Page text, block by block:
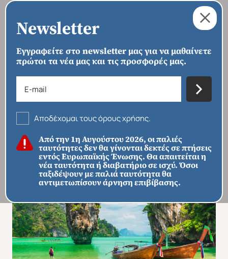
Newsletter
Εγγραφείτε στο newsletter μας για να μαθαίνετε
πρώτοι τα νέα μας και τις προσφορές μας.
Αποδέχομαι τους όρους χρήσης.
Από την 1η Αυγούστου 2026, οι παλιές
ταυτότητες δεν θα γίνονται δεκτές σε πτήσεις
εντός Ευρωπαϊκής Ένωσης. Θα απαιτείται η
νέα ταυτότητα ή διαβατήριο σε ισχύ. Όσοι
ταξιδέψουν με παλιά ταυτότητα θα
αντιμετωπίσουν άρνηση επιβίβασης.
ΑΡΧΙΚΗ › ΠΡΟΟΡΙΣΜΟΙ › ΑΣΊΑ › ΝΟΤΙΟΑΝΑΤΟΛΙΚΉ ΑΣΊΑ
› ΤΑΫΛΆΝΔΗ
Ταϊλάνδη - Μπανγκόκ & Τροπικοί
Παράδεισοι